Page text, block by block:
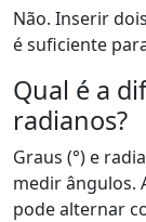
Não. Inserir
é suficiente
Qual é a
radianos?
Graus (°) e
medir ângulos.
pode alternar